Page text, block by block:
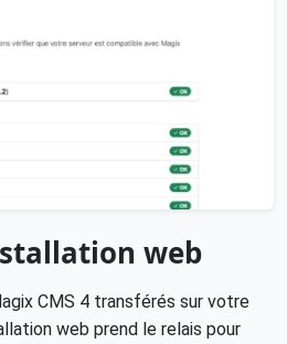
web
CMS 4 transférés sur votre
web prend le relais pour